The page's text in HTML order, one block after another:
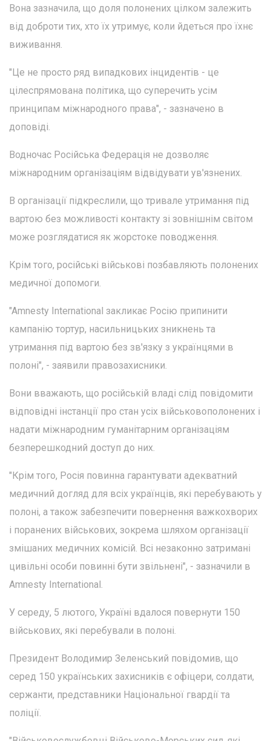
Вона зазначила, що доля полонених цілком залежить
від доброти тих, хто їх утримує, коли йдеться про їхнє
виживання.
"Це не просто ряд випадкових інцидентів - це
цілеспрямована політика, що суперечить усім
принципам міжнародного права", - зазначено в
доповіді.
Водночас Російська Федерація не дозволяє
міжнародним організаціям відвідувати ув'язнених.
В організації підкреслили, що тривале утримання під
вартою без можливості контакту зі зовнішнім світом
може розглядатися як жорстоке поводження.
Крім того, російські військові позбавляють полонених
медичної допомоги.
"Amnesty International закликає Росію припинити
кампанію тортур, насильницьких зникнень та
утримання під вартою без зв'язку з українцями в
полоні", - заявили правозахисники.
Вони вважають, що російській владі слід повідомити
відповідні інстанції про стан усіх військовополонених і
надати міжнародним гуманітарним організаціям
безперешкодний доступ до них.
"Крім того, Росія повинна гарантувати адекватний
медичний догляд для всіх українців, які перебувають у
полоні, а також забезпечити повернення важкохворих
і поранених військових, зокрема шляхом організації
змішаних медичних комісій. Всі незаконно затримані
цивільні особи повинні бути звільнені", - зазначили в
Amnesty International.
У середу, 5 лютого, Україні вдалося повернути 150
військових, які перебували в полоні.
Президент Володимир Зеленський повідомив, що
серед 150 українських захисників є офіцери, солдати,
сержанти, представники Національної гвардії та
поліції.